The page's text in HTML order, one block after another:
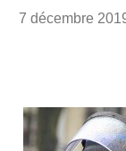
7 décembre